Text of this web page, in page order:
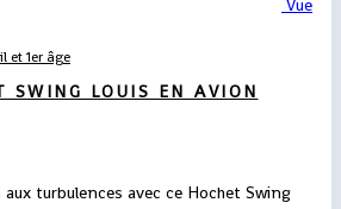
Vue
et 1er âge
SWING LOUIS EN AVION
turbulences avec ce Hochet Swing